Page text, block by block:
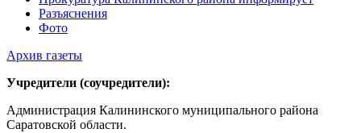
Разъяснения
Фото
Архив газеты
Учредители (соучредители):
Администрация Калининского муниципального района
Саратовской области.